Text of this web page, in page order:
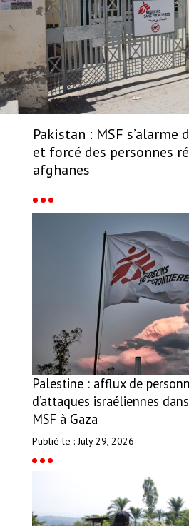
Pakistan : MSF
et forcé des personnes
afghanes
Palestine : afflux de
d’attaques israéliennes
MSF à Gaza
Publié le : July 29, 2026